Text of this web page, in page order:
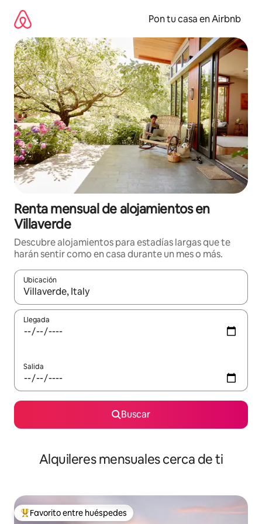
contenido
Pon tu casa en Airbnb
Renta mensual de alojamientos en
Villaverde
Descubre alojamientos para estadías largas que te
harán sentir como en casa durante un mes o más.
Ubicación
Cuando los resultados estén disponibles, navega con las
Llegada
Salida
Buscar
Alquileres mensuales cerca de ti
Favorito entre huéspedes preferido
Favorito entre huéspedes